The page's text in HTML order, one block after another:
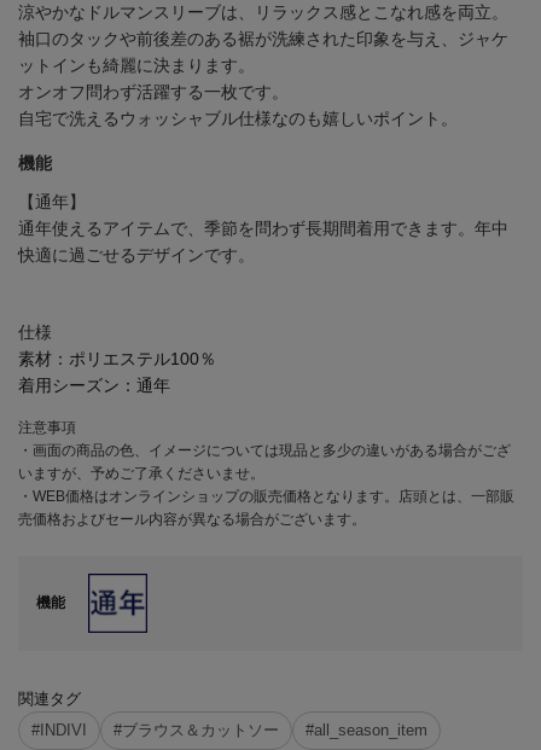
涼やかなドルマンスリーブは、リラックス感とこなれ感を両立。
袖口のタックや前後差のある裾が洗練された印象を与え、ジャケ
ットインも綺麗に決まります。
オンオフ問わず活躍する一枚です。
自宅で洗えるウォッシャブル仕様なのも嬉しいポイント。
機能
【通年】
通年使えるアイテムで、季節を問わず長期間着用できます。年中
快適に過ごせるデザインです。
仕様
素材： ポリエステル100％
着用シーズン： 通年
注意事項
・画面の商品の色、イメージについては現品と多少の違いがある場合がござ
いますが、予めご了承くださいませ。
・WEB価格はオンラインショップの販売価格となります。店頭とは、一部販
売価格およびセール内容が異なる場合がございます。
機能
関連タグ
#INDIVI
#ブラウス＆カットソー #all_season_item